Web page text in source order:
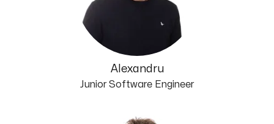
Alexandru
Junior Software Engineer